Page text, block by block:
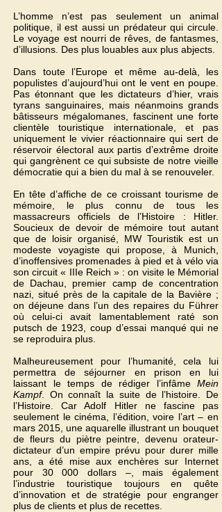
L’homme n’est pas seulement un animal
politique, il est aussi un prédateur qui circule.
Le voyage est nourri de rêves, de fantasmes,
d’illusions. Des plus louables aux plus abjects.
Dans toute l’Europe et même au-delà, les
populistes d’aujourd’hui ont le vent en poupe.
Pas étonnant que les dictateurs d’hier, vrais
tyrans sanguinaires, mais néanmoins grands
bâtisseurs mégalomanes, fascinent une forte
clientèle touristique internationale, et pas
uniquement le vivier réactionnaire qui sert de
réservoir électoral aux partis d’extrême droite
qui gangrènent ce qui subsiste de notre vieille
démocratie qui a bien du mal à se renouveler.
En tête d’affiche de ce croissant tourisme de
mémoire, le plus connu de tous les
massacreurs officiels de l’Histoire : Hitler.
Soucieux de devoir de mémoire tout autant
que de loisir organisé, MW Touristik est un
modeste voyagiste qui propose, à Munich,
d’inoffensives promenades à pied et à vélo via
son circuit « IIIe Reich » : on visite le Mémorial
de Dachau, premier camp de concentration
nazi, situé près de la capitale de la Bavière ;
on déjeune dans l’un des repaires du Führer
où celui-ci avait lamentablement raté son
putsch de 1923, coup d’essai manqué qui ne
se reproduira plus.
Malheureusement pour l’humanité, cela lui
permettra de séjourner en prison en lui
laissant le temps de rédiger l’infâme Mein
Kampf. On connaît la suite de l’histoire. De
l’Histoire. Car Adolf Hitler ne fascine pas
seulement le cinéma, l’édition, voire l’art – en
mars 2015, une aquarelle illustrant un bouquet
de fleurs du piètre peintre, devenu orateur-
dictateur d’un empire prévu pour durer mille
ans, a été mise aux enchères sur Internet
pour 30 000 dollars –, mais également
l’industrie touristique toujours en quête
d’innovation et de stratégie pour engranger
plus de clients et plus de recettes.